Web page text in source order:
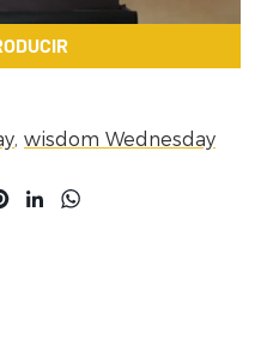
, wisdom Wednesday
PinterestLinkedIn